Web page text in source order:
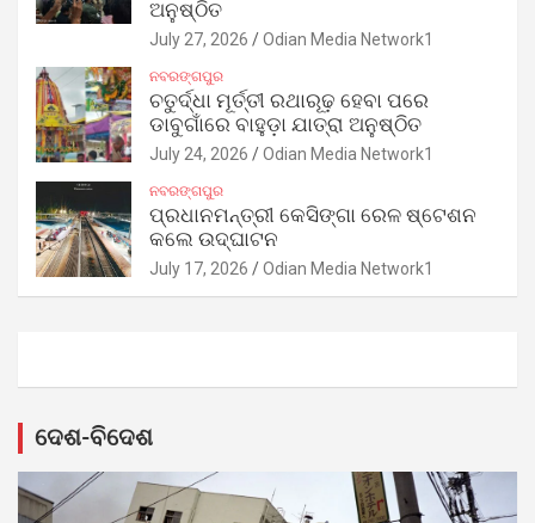
ଅନୁଷ୍ଠିତ
July 27, 2026 Odian Media Network1
ନବରଙ୍ଗପୁର
ଚତୁର୍ଦ୍ଧା ମୂର୍ତ୍ତୀ ରଥାରୂଢ଼ ହେବା ପରେ
ଡାବୁଗାଁରେ ବାହୁଡ଼ା ଯାତ୍ରା ଅନୁଷ୍ଠିତ
July 24, 2026 Odian Media Network1
ନବରଙ୍ଗପୁର
ପ୍ରଧାନମନ୍ତ୍ରୀ କେସିଙ୍ଗା ରେଳ ଷ୍ଟେଶନ
କଲେ ଉଦ୍‌ଘାଟନ
July 17, 2026 Odian Media Network1
ଦେଶ-ବିଦେଶ